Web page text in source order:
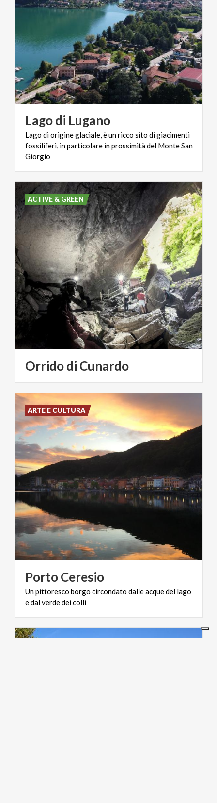
Lagodi Lugano
Lago di origine glaciale, è un ricco sito di giacimenti
fossiliferi, in particolare in prossimità del Monte San
Giorgio
Orridodi Cunardo
ACTIVE & GREEN
PortoCeresio
Unpittoresco borgo circondato dalleacquedel lago
edalverdedeicolli
ARTE E CULTURA